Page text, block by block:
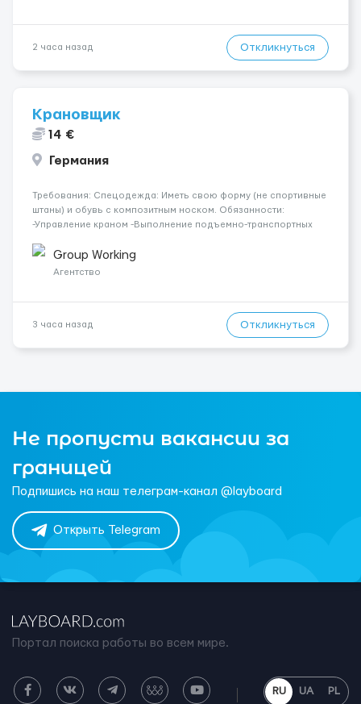
2 часа назад Откликнуться
Крановщик
14 €
Германия
Требования: Спецодежда: Иметь свою форму (не спортивные
штаны) и обувь с композитным носком. Обязанности:
-Управление краном -Выполнение подъемно-транспортных
инструкций по безопасности. -Опыт управления различными
типами кранов (моб...
Group Working
Агентство
3 часа назад Откликнуться
Не пропусти вакансии за
границей
Подпишись на наш телеграм-канал @layboard
Открыть Telegram
Портал поиска работы во всем мире.
RU UA PL